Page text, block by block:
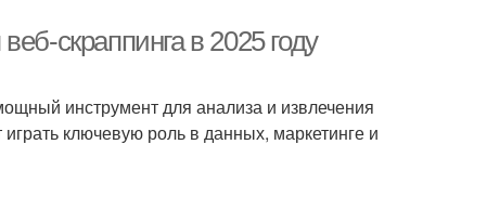
скраппинга в 2025 году
инструмент для анализа и извлечения
ключевую роль в данных, маркетинге и